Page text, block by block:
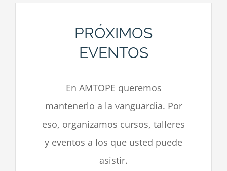
PRÓXIMOS
EVENTOS
En AMTOPE queremos
mantenerlo a la vanguardia. Por
eso, organizamos cursos, talleres
y eventos a los que usted puede
asistir.